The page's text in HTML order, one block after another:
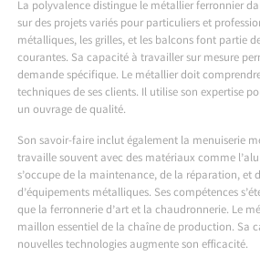
La polyvalence distingue le métallier ferronnier
sur des projets variés pour particuliers et
métalliques, les grilles, et les balcons font partie
courantes. Sa capacité à travailler sur mesure
demande spécifique. Le métallier doit
techniques de ses clients. Il utilise son expertise
un ouvrage de qualité.
Son savoir-faire inclut également la menuiserie
travaille souvent avec des matériaux comme l’alu
s’occupe de la maintenance, de la réparation, et
d’équipements métalliques. Ses compétences
que la ferronnerie d’art et la chaudronnerie. Le
maillon essentiel de la chaîne de production. Sa
nouvelles technologies augmente son efficacité.